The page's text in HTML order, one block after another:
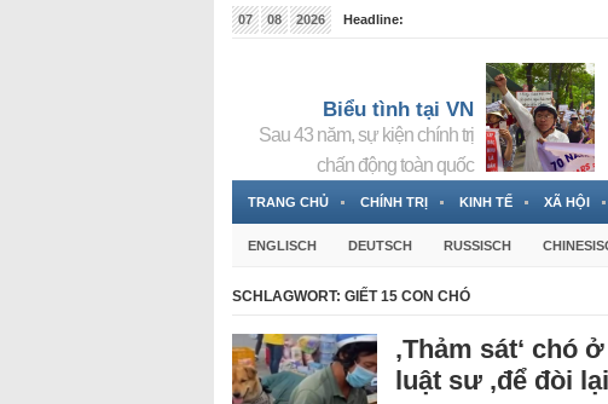
07 08 2026
Headline:
Biểu tình tại VN
Sau 43 năm, sự kiện chính trị
chấn động toàn quốc
TRANG CHỦ CHÍNH TRỊ KINH TẾ XÃ HỘI
ENGLISCH DEUTSCH RUSSISCH
SCHLAGWORT: GIẾT 15 CON CHÓ
‚Thảm sát‘ chó
luật sư ‚để đòi